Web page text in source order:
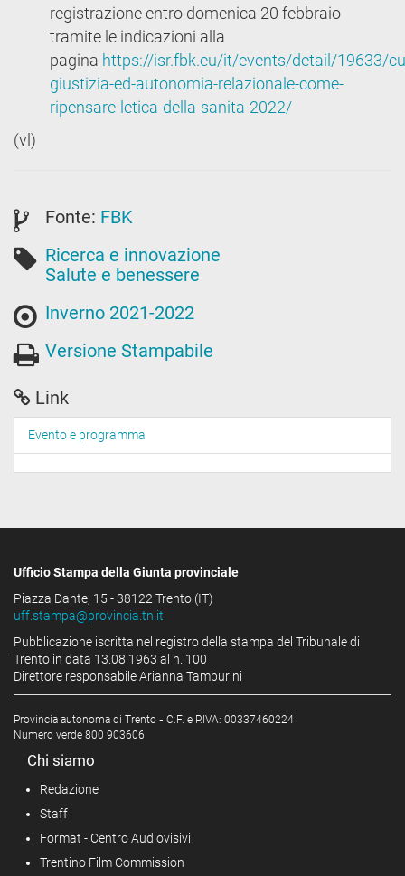
registrazione entro domenica 20 febbraio
tramite le indicazioni alla
pagina https://isr.fbk.eu/it/events/detail/19633/
giustizia-ed-autonomia-relazionale-come-
ripensare-letica-della-sanita-2022/
(vl)
Fonte: FBK
Ricerca e innovazione
Salute e benessere
Inverno 2021-2022
Versione Stampabile
Link
Evento e programma
Ufficio Stampa della Giunta provinciale
Piazza Dante, 15 - 38122 Trento (IT)
uff.stampa@provincia.tn.it
Pubblicazione iscritta nel registro della stampa del Tribunale di
Trento in data 13.08.1963 al n. 100
Direttore responsabile Arianna Tamburini
Provincia autonoma di Trento - C.F. e P.IVA: 00337460224
Numero verde 800 903606
Chi siamo
Redazione
Staff
Format - Centro Audiovisivi
Trentino Film Commission